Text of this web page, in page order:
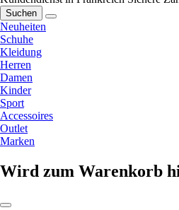
Suchen
Neuheiten
Schuhe
Kleidung
Herren
Damen
Kinder
Sport
Accessoires
Outlet
Marken
Wird zum Warenkorb